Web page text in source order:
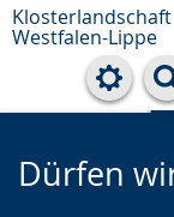
Klosterlandschaft
Westfalen-Lippe
Dürfen